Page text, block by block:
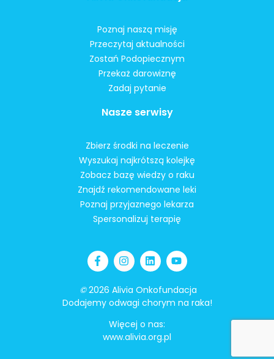
Poznaj naszą misję
Przeczytaj aktualności
Zostań Podopiecznym
Przekaż darowiznę
Zadaj pytanie
Nasze serwisy
Zbierz środki na leczenie
Wyszukaj najkrótszą kolejkę
Zobacz bazę wiedzy o raku
Znajdź rekomendowane leki
Poznaj przyjaznego lekarza
Spersonalizuj terapię
©2026 Alivia Onkofundacja
Dodajemy odwagi chorym na raka!
Więcej o nas:
www.alivia.org.pl